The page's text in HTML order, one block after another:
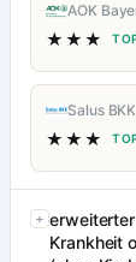
AOK
★★★
Salus BKK
★★★
Krankheit